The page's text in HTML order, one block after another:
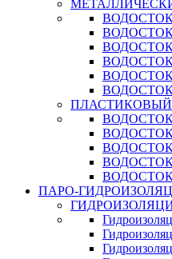
ВОДОСТОК
ВОДОСТОК
ВОДОСТОК
ВОДОСТОК
ПАРО-